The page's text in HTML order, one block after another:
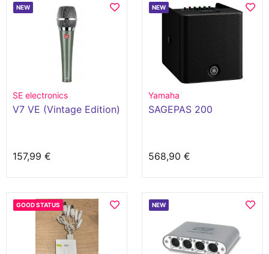
NEW
SE electronics
V7 VE (Vintage Edition)
157,99 €
NEW
Yamaha
SAGEPAS 200
568,90 €
GOOD STATUS NEW